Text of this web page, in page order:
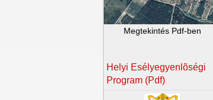
Megtekintés Pdf-ben
Helyi Esélyegyenlõségi
Program (Pdf)